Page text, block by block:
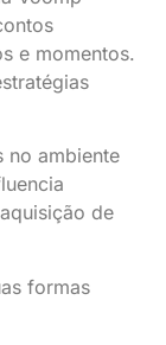
e momentos.
no ambiente
de
formas